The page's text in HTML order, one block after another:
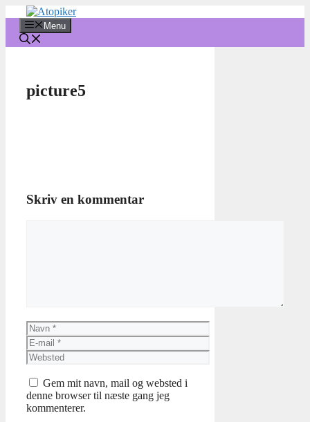
indhold
Menu
picture5
Skriv en kommentar
Navn
E-
mail
Websted
Gem mit navn, mail og websted i
denne browser til næste gang jeg
kommenterer.